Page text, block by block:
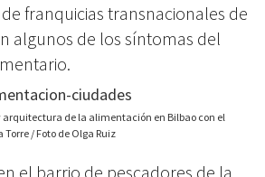
franquicias transnacionales de
algunos de los síntomas del
de la alimentación en Bilbao con el
/ Foto de Olga Ruiz
el barrio de pescadores de la